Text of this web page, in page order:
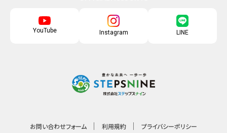
YouTube Instagram LINE
お問い合わせフォーム 利用規約 プライバシーポリシー